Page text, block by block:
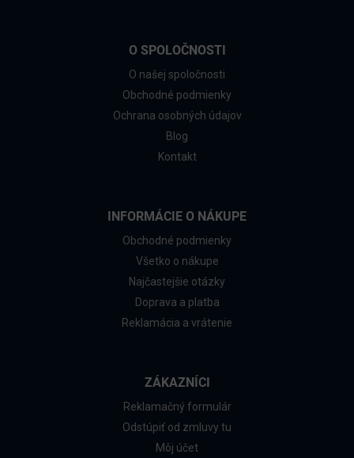
O SPOLOČNOSTI
O našej spoločnosti
Obchodné podmienky
Ochrana osobných údajov
Blog
Kontakt
INFORMÁCIE O NÁKUPE
Obchodné podmienky
Všetko o nákupe
Najčastejšie otázky
Doprava a platba
Reklamácia a vrátenie
ZÁKAZNÍCI
Reklamačný formulár
Odstúpiť od zmluvy tu
Môj účet